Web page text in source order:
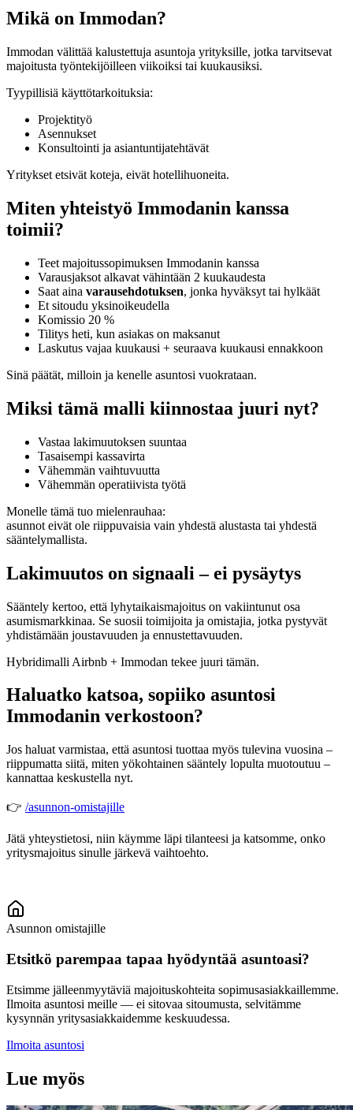
Mikä on Immodan?
Immodan välittää kalustettuja asuntoja yrityksille, jotka tarvitsevat
majoitusta työntekijöilleen viikoiksi tai kuukausiksi.
Tyypillisiä käyttötarkoituksia:
Projektityö
Asennukset
Konsultointi ja asiantuntijatehtävät
Yritykset etsivät koteja, eivät hotellihuoneita.
Miten yhteistyö Immodanin kanssa
toimii?
Teet majoitussopimuksen Immodanin kanssa
Varausjaksot alkavat vähintään 2 kuukaudesta
Saat aina varausehdotuksen, jonka hyväksyt tai hylkäät
Et sitoudu yksinoikeudella
Komissio 20 %
Tilitys heti, kun asiakas on maksanut
Laskutus vajaa kuukausi + seuraava kuukausi ennakkoon
Sinä päätät, milloin ja kenelle asuntosi vuokrataan.
Miksi tämä malli kiinnostaa juuri nyt?
Vastaa lakimuutoksen suuntaa
Tasaisempi kassavirta
Vähemmän vaihtuvuutta
Vähemmän operatiivista työtä
Monelle tämä tuo mielenrauhaa:
asunnot eivät ole riippuvaisia vain yhdestä alustasta tai yhdestä
sääntelymallista.
Lakimuutos on signaali – ei pysäytys
Sääntely kertoo, että lyhytaikaismajoitus on vakiintunut osa
asumismarkkinaa. Se suosii toimijoita ja omistajia, jotka pystyvät
yhdistämään joustavuuden ja ennustettavuuden.
Hybridimalli Airbnb + Immodan tekee juuri tämän.
Haluatko katsoa, sopiiko asuntosi
Immodanin verkostoon?
Jos haluat varmistaa, että asuntosi tuottaa myös tulevina vuosina –
riippumatta siitä, miten yökohtainen sääntely lopulta muotoutuu –
kannattaa keskustella nyt.
👉 /asunnon-omistajille
Jätä yhteystietosi, niin käymme läpi tilanteesi ja katsomme, onko
yritysmajoitus sinulle järkevä vaihtoehto.
Asunnon omistajille
Etsitkö parempaa tapaa hyödyntää asuntoasi?
Etsimme jälleenmyytäviä majoituskohteita sopimusasiakkaillemme.
Ilmoita asuntosi meille — ei sitovaa sitoumusta, selvitämme
kysynnän yritysasiakkaidemme keskuudessa.
Ilmoita asuntosi
Lue myös